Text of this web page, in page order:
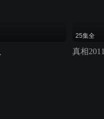
25集全
真相2011